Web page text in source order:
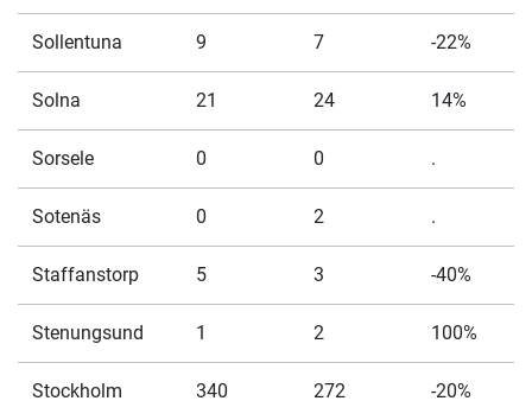
Sollentuna 9 7 -22%
Solna 21 24 14%
Sorsele 0 0 .
Sotenäs 0 2 .
Staffanstorp 5 3 -40%
Stenungsund 1 2 100%
Stockholm 340 272 -20%